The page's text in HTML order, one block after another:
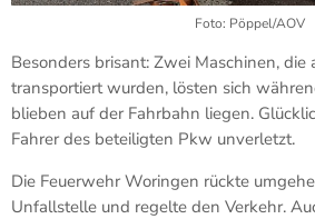
Foto: Pöppel/AOV
Besonders brisant: Zwei Maschinen,
transportiert wurden, lösten sich
blieben auf der Fahrbahn liegen.
Fahrer des beteiligten Pkw unverletzt.
Die Feuerwehr Woringen rückte
Unfallstelle und regelte den Verkehr.